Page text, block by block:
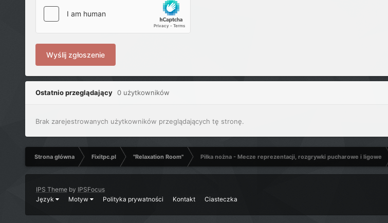
Wyślij zgłoszenie
Ostatnio przeglądający 0 użytkowników
Brak zarejestrowanych użytkowników przeglądających tę stronę.
Strona główna Fixitpc.pl "Relaxation Room" Piłka nożna - Mecze reprezentacji, rozgrywki pucharowe i ligowe
IPS Themeby IPSFocus
Język
Motyw Polityka prywatności Kontakt Ciasteczka